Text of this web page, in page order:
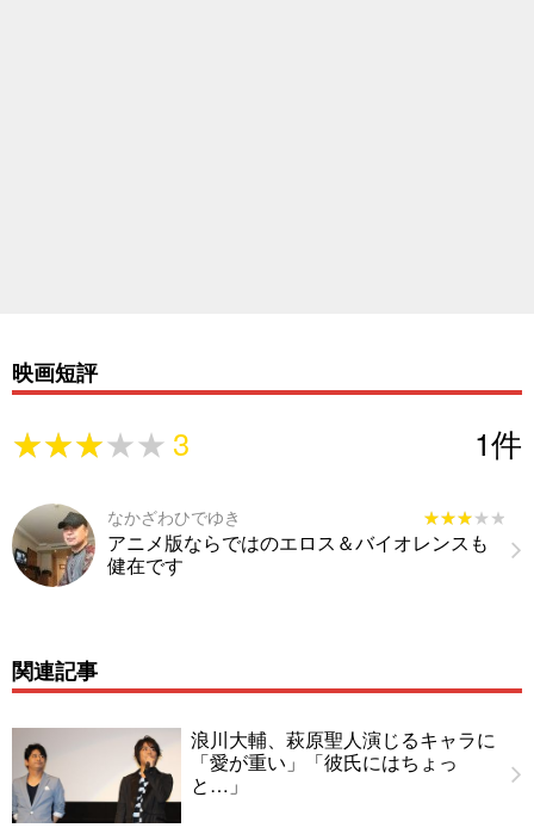
映画短評
★★★★★
★★★★★ 3 1件
なかざわひでゆき ★★★★★
★★★★★
アニメ版ならではのエロス＆バイオレンスも
健在です
関連記事
浪川大輔、萩原聖人演じるキャラに
「愛が重い」「彼氏にはちょっ
と…」